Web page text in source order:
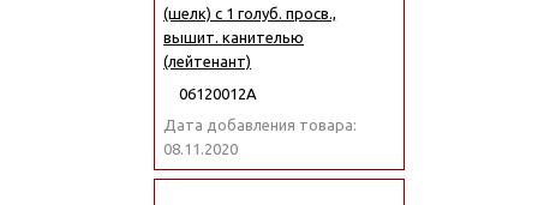
(шелк) с 1 голуб. просв.,
вышит. канителью
(лейтенант)
06120012А
Дата добавления товара:
08.11.2020